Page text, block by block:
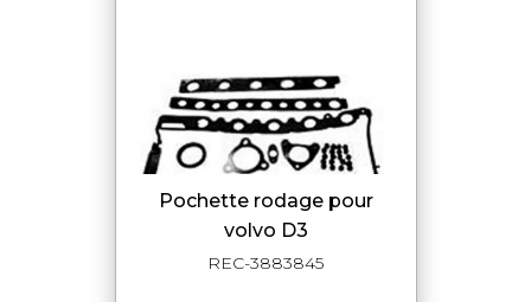
pochette rodage pour
volvo D3
REC-3883845